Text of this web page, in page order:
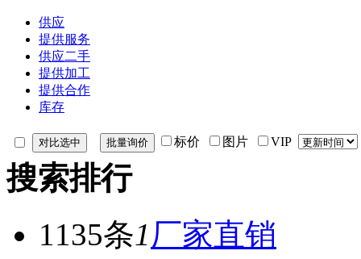
供应
提供服务
供应二手
提供加工
提供合作
库存
标价 图片 VIP
搜索排行
1135条1 厂家直销